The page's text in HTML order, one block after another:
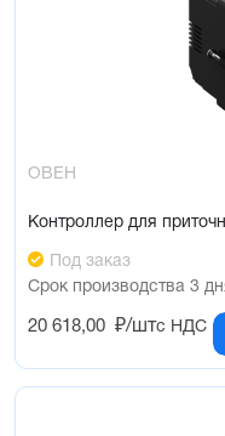
ОВЕН
Контроллер для
Под заказ
Срок производства 3
20 618,00 ₽/штс НДС